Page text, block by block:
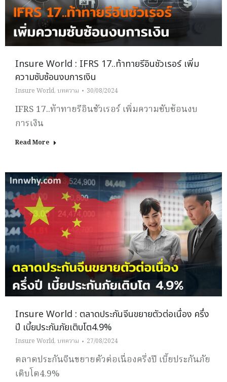
Insure World : IFRS 17..ท้าทายรีอินชัวเรอร์ เพิ่ม
ความซับซ้อนงบการเงิน
Insure World, บทความ 30/08/2024
IFRS 17..ท้าทายรีอินชัวเรอร์ เพิ่มความซับซ้อนงบ
การเงิน
Read More
Insure World : ตลาดประกันจีนขยายตัวต่อเนื่อง ครึ่ง
ปี เบี้ยประกันภัยเติบโต4.9%
Insure World, บทความ 27/08/2024
ตลาดประกันจีนขยายตัวต่อเนื่องครึ่งปี เบี้ยประกันภัย
เติบโต4.9%